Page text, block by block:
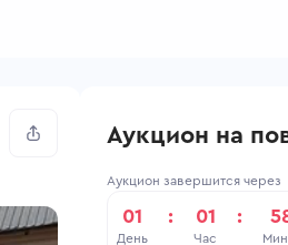
Аукцион на
Аукцион завершится через
01
День
: 01
Час
: